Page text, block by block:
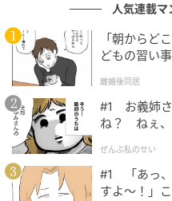
が、さも普通の選択肢の
で、動揺した私がおかし
たんです（笑）。周りは
が多く、もしかしたら豚
ことに気付いていなかっ
て、ラッキーでした！」
またお味については、「
のおもてなしの心を感じ
人気連載
「朝からど
どもの習い
離婚後同居
#1 お義姉さ
ね？ ねぇ
ぜんぶ私のせい
#1 「あっ、
すよ〜！」